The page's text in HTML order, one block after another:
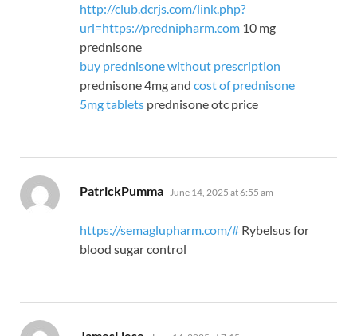
http://club.dcrjs.com/link.php?
url=https://prednipharm.com 10 mg
prednisone
buy prednisone without prescription
prednisone 4mg and cost of prednisone
5mg tablets prednisone otc price
PatrickPumma says:
June 14, 2025 at 6:55 am
https://semaglupharm.com/# Rybelsus for
blood sugar control
says: